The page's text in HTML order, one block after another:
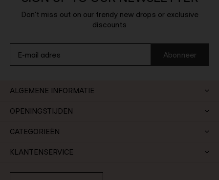
Don't miss out on our trendy new drops or exclusive
discounts
Abonneer
ALGEMENE INFORMATIE
OPENINGSTIJDEN
CATEGORIEËN
KLANTENSERVICE